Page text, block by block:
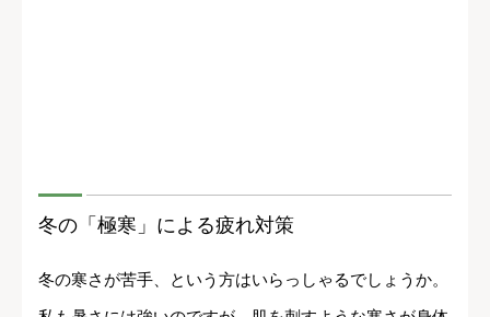
冬の「極寒」による疲れ対策
冬の寒さが苦手、という方はいらっしゃるでしょうか。